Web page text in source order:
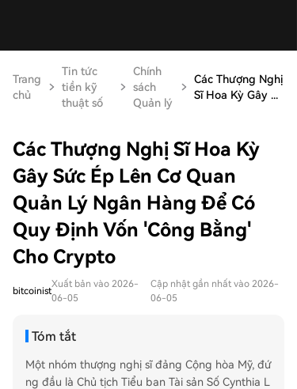
Trang
chủ
Tin tức
tiền kỹ
thuật số
Chính
sách
Quản lý
Các Thượng Nghị
Sĩ Hoa Kỳ Gây ...
Các Thượng Nghị Sĩ Hoa Kỳ
Gây Sức Ép Lên Cơ Quan
Quản Lý Ngân Hàng Để Có
Quy Định Vốn 'Công Bằng'
Cho Crypto
bitcoinist
Xuất bản vào 2026-
06-05
Cập nhật gần nhất vào 2026-
06-05
Tóm tắt
Một nhóm thượng nghị sĩ đảng Cộng hòa Mỹ, đứ
ng đầu là Chủ tịch Tiểu ban Tài sản Số Cynthia L